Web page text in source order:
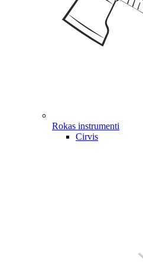
Rokas instrumenti
Cirvis